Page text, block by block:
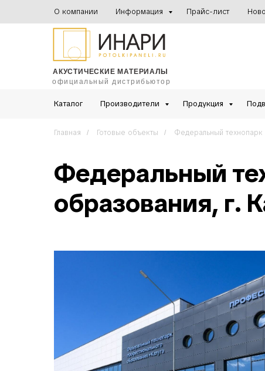
О компании Информация Прайс-лист
АКУСТИЧЕСКИЕ МАТЕРИАЛЫ
официальный дистрибьютор
Каталог Производители Продукция
Главная / Готовые объекты / Федеральный
Федеральный
образования, г.